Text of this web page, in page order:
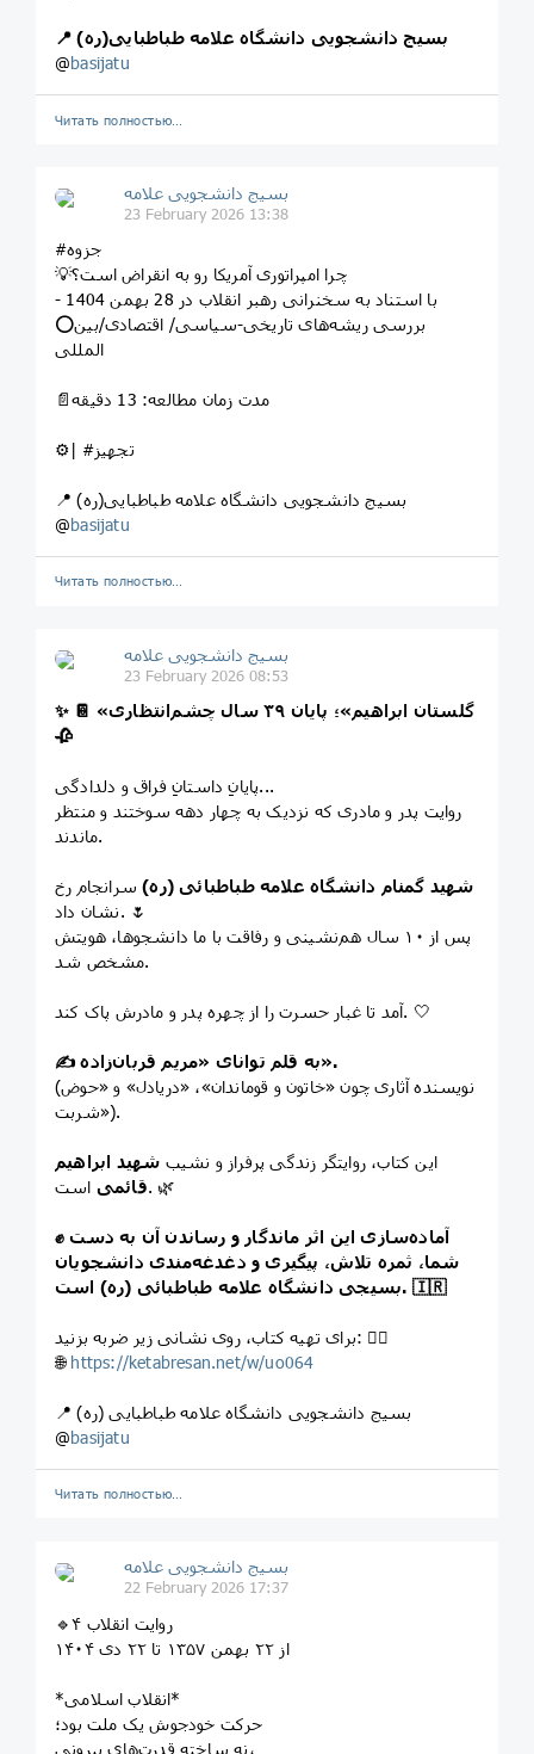
📍 بسیج دانشجویی دانشگاه علامه طباطبایی(ره)
@basijatu
Читать полностью…
بسیج دانشجویی علامه
23 February 2026 13:38
#جزوه
💡چرا امپراتوری آمریکا رو به انقراض است؟
- با استناد به سخنرانی رهبر انقلاب در 28 بهمن 1404
⭕بررسی ریشه‌های تاریخی-سیاسی/ اقتصادی/بین
المللی
📄مدت زمان مطالعه: 13 دقیقه
⚙️| #تجهیز
📍 بسیج دانشجویی دانشگاه علامه طباطبایی(ره)
@basijatu
Читать полностью…
بسیج دانشجویی علامه
23 February 2026 08:53
✨ 📔 «گلستان ابراهیم»؛ پایان ۳۹ سال چشم‌انتظاری
🥀
پایانِ داستانِ فراق و دلدادگی...
روایت پدر و مادری که نزدیک به چهار دهه سوختند و منتظر
ماندند.
شهید گمنام دانشگاه علامه طباطبائی (ره)سرانجام رخ
نشان داد. 🌷
پس از ۱۰ سال هم‌نشینی و رفاقت با ما دانشجوها، هویتش
مشخص شد.
آمد تا غبار حسرت را از چهره پدر و مادرش پاک کند. 🤍
✍️ به قلم توانای «مریم قربان‌زاده».
(نویسنده آثاری چون «خاتون و قوماندان»، «دریادل» و «حوض
شربت»).
این کتاب، روایتگر زندگی پرفراز و نشیب شهید ابراهیم
قائمیاست. 🌿
✊ آماده‌سازی این اثر ماندگار و رساندن آن به دست
شما، ثمره تلاش، پیگیری و دغدغه‌مندی دانشجویان
بسیجی دانشگاه علامه طباطبائی (ره) است. 🇮🇷
برای تهیه کتاب، روی نشانی زیر ضربه بزنید: 👇🏻
🌐 https://ketabresan.net/w/uo064
📍 بسیج دانشجویی دانشگاه علامه طباطبایی (ره)
@basijatu
Читать полностью…
بسیج دانشجویی علامه
22 February 2026 17:37
🔹️روایت انقلاب ۴
از ۲۲ بهمن ۱۳۵۷ تا ۲۲ دی ۱۴۰۴
*انقلاب اسلامی*
حرکت خودجوش یک ملت بود؛
نه ساخته قدرت‌های بیرونی،